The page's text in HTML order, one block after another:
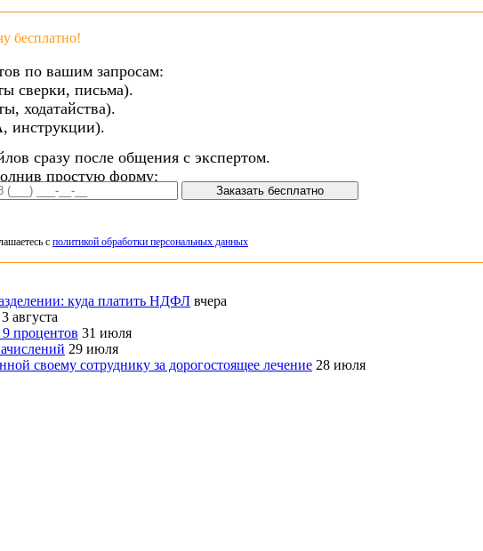
бесплатно!
по вашим запросам:
сверки, письма).
ходатайства).
инструкции).
сразу после общения с экспертом.
простую форму:
Заказать бесплатно
с политикой обработки персональных данных
куда платить НДФЛ вчера
3 августа
процентов 31 июля
29 июля
своему сотруднику за дорогостоящее лечение 28 июля